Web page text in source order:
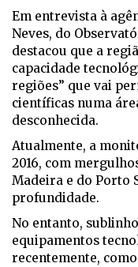
Em entrevista à
Neves, do
destacou que a
capacidade
regiões” que vai
científicas numa
desconhecida.
Atualmente, a
2016, com
Madeira e do Porto
profundidade.
No entanto,
equipamentos
recentemente,